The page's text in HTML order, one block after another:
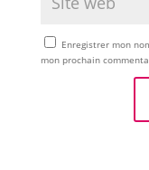
Enregistrer mon
mon prochain